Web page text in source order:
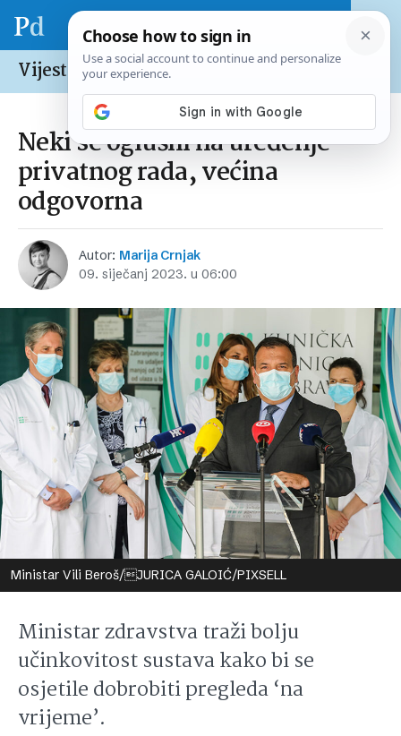
Vijesti /Hrvatska
Neki se oglušili na uređenje
privatnog rada, većina
odgovorna
Autor: Marija Crnjak
09. siječanj 2023. u 06:00
Ministar Vili Beroš/JURICA GALOIĆ/PIXSELL
Ministar zdravstva traži bolju
učinkovitost sustava kako bi se
osjetile dobrobiti pregleda ‘na
vrijeme’.